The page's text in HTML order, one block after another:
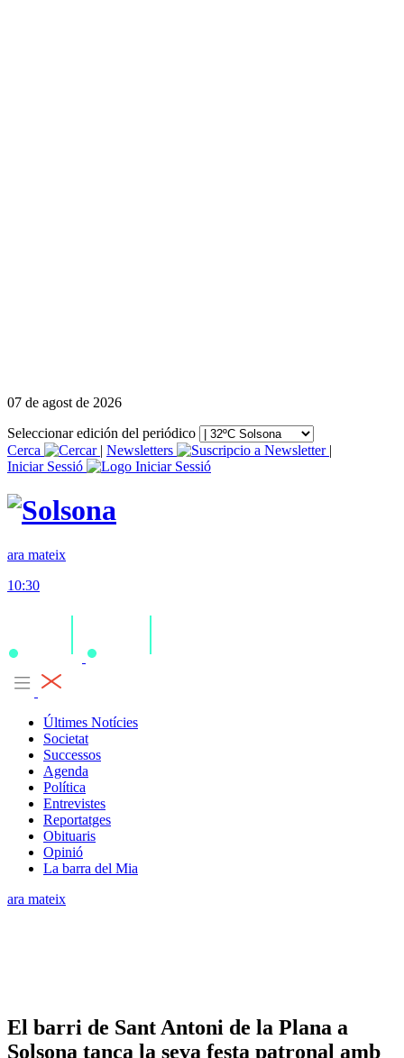
07 de agost de 2026
Seleccionar edición del periódico
Cerca
| Newsletters
|
Iniciar Sessió
ara mateix
10:30
Últimes Notícies
Societat
Successos
Agenda
Política
Entrevistes
Reportatges
Obituaris
Opinió
La barra del Mia
ara mateix
El barri de Sant Antoni de la Plana a
Solsona tanca la seva festa patronal amb